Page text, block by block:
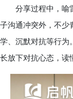
分享过程中，喻雷
子沟通冲突外，不少
学、沉默对抗等行为
长放下对抗心态，读